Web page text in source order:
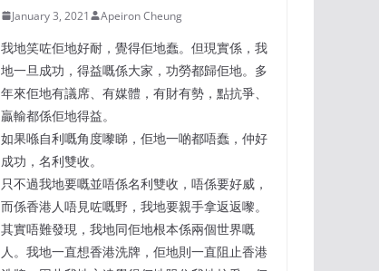
January 3, 2021 Apeiron Cheung
我地笑咗佢地好耐，覺得佢地蠢。但現實係，我
地一旦成功，得益嘅係大家，功勞都歸佢地。多
年來佢地有議席、有媒體，有財有勢，點抗爭、
贏輸都係佢地得益。
如果喺自利嘅角度嚟睇，佢地一啲都唔蠢，仲好
成功，名利雙收。
只不過我地要嘅並唔係名利雙收，唔係要好威，
而係香港人唔見咗嘅野，我地要親手拿返返嚟。
其實唔難發現，我地同佢地根本係兩個世界嘅
人。我地一直想香港洗牌，佢地則一直阻止香港